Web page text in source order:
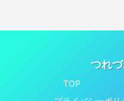
つれ
TOP